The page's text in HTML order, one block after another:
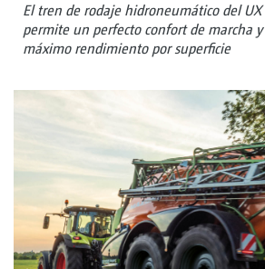
El tren de rodaje hidroneumático del UX
permite un perfecto confort de marcha
máximo rendimiento por superficie